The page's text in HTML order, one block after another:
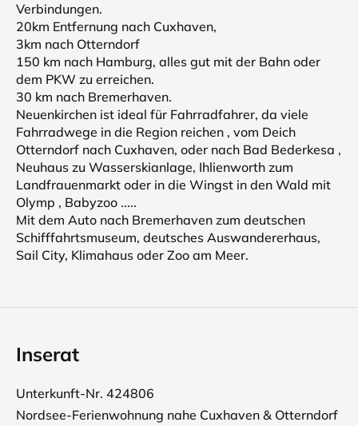
Verbindungen.
20km Entfernung nach Cuxhaven,
3km nach Otterndorf
150 km nach Hamburg, alles gut mit der Bahn oder
dem PKW zu erreichen.
30 km nach Bremerhaven.
Neuenkirchen ist ideal für Fahrradfahrer, da viele
Fahrradwege in die Region reichen , vom Deich
Otterndorf nach Cuxhaven, oder nach Bad Bederkesa ,
Neuhaus zu Wasserskianlage, Ihlienworth zum
Landfrauenmarkt oder in die Wingst in den Wald mit
Olymp , Babyzoo .....
Mit dem Auto nach Bremerhaven zum deutschen
Schifffahrtsmuseum, deutsches Auswandererhaus,
Sail City, Klimahaus oder Zoo am Meer.
Inserat
Unterkunft-Nr. 424806
Nordsee-Ferienwohnung nahe Cuxhaven & Otterndorf